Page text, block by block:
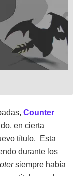
Counter
en cierta
título. Esta
durante los
siempre había